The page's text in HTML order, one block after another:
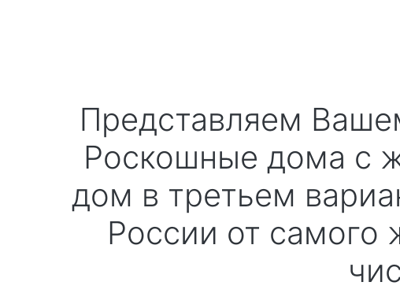
Представляем Вашему вниманию Здание офиса компании
Роскошные дома с
дом в третьем
России от самого